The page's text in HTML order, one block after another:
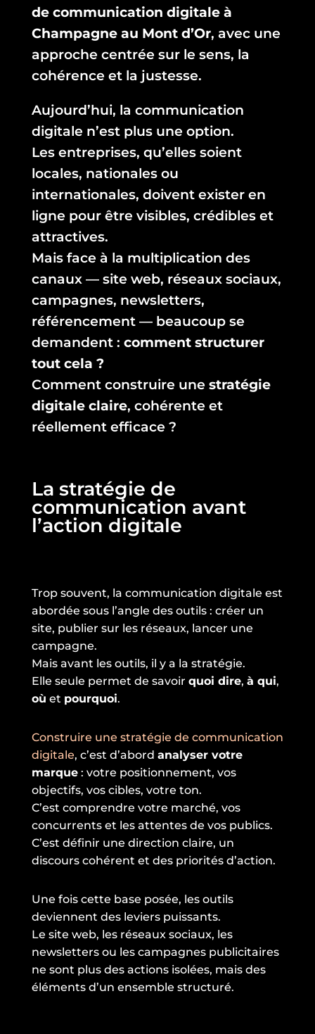
de communication digitale à
Champagne au Mont d’Or, avec une
approche centrée sur le sens, la
cohérence et la justesse.
Aujourd’hui, la communication
digitale n’est plus une option.
Les entreprises, qu’elles soient
locales, nationales ou
internationales, doivent exister en
ligne pour être visibles, crédibles et
attractives.
Mais face à la multiplication des
canaux — site web, réseaux sociaux,
campagnes, newsletters,
référencement — beaucoup se
demandent : comment structurer
tout cela ?
Comment construire une stratégie
digitale claire, cohérente et
réellement efficace ?
La stratégie de
communication avant
l’action digitale
Trop souvent, la communication digitale est
abordée sous l’angle des outils : créer un
site, publier sur les réseaux, lancer une
campagne.
Mais avant les outils, il y a la stratégie.
Elle seule permet de savoir quoi dire, à qui,
où et pourquoi.
Construire une stratégie de communication
digitale, c’est d’abord analyser votre
marque: votre positionnement, vos
objectifs, vos cibles, votre ton.
C’est comprendre votre marché, vos
concurrents et les attentes de vos publics.
C’est définir une direction claire, un
discours cohérent et des priorités d’action.
Une fois cette base posée, les outils
deviennent des leviers puissants.
Le site web, les réseaux sociaux, les
newsletters ou les campagnes publicitaires
ne sont plus des actions isolées, mais des
éléments d’un ensemble structuré.